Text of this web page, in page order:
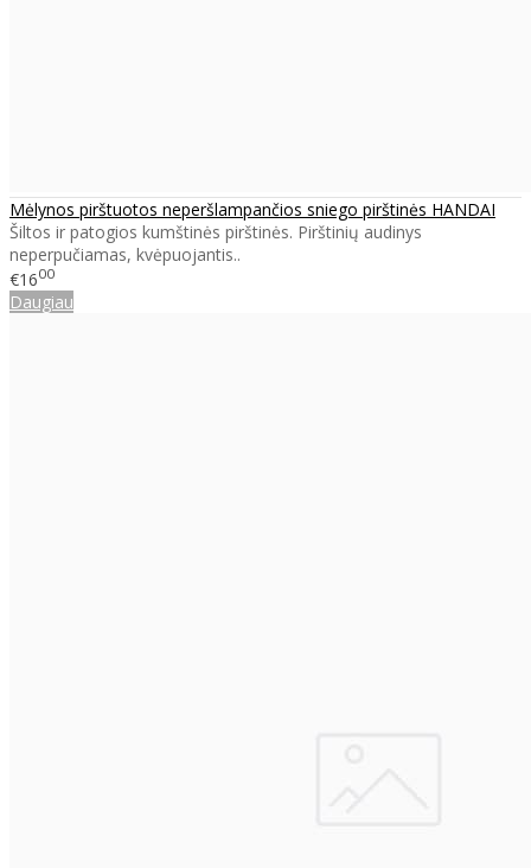
Mėlynos pirštuotos neperšlampančios sniego pirštinės HANDAI
Šiltos ir patogios kumštinės pirštinės. Pirštinių audinys
neperpučiamas, kvėpuojantis..
€1600
Daugiau